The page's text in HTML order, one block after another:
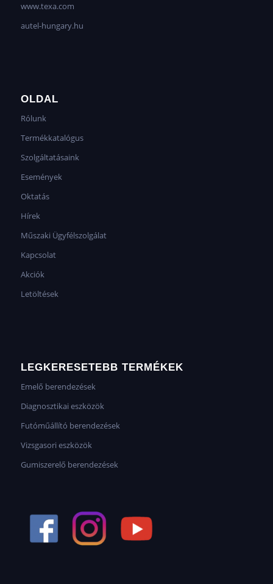
www.texa.com
autel-hungary.hu
OLDAL
Rólunk
Termékkatalógus
Szolgáltatásaink
Események
Oktatás
Hírek
Műszaki Ügyfélszolgálat
Kapcsolat
Akciók
Letöltések
LEGKERESETEBB TERMÉKEK
Emelő berendezések
Diagnosztikai eszközök
Futóműállító berendezések
Vizsgasori eszközök
Gumiszerelő berendezések